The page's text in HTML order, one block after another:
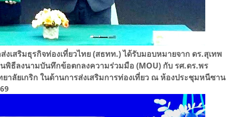
เสริมธุรกิจท่องเที่ยวไทย​ (สธทท.)​ ได้รับมอบหมายจาก ดร.สุเทพ
ธีลงนามบันทึกข้อตกลงความร่วมมือ (MOU) กับ รศ.ดร.พร
ลัยเกริก​ ในด้านการส่งเสริมการท่องเที่ยว​ ณ ห้องประชุมหนีซาน